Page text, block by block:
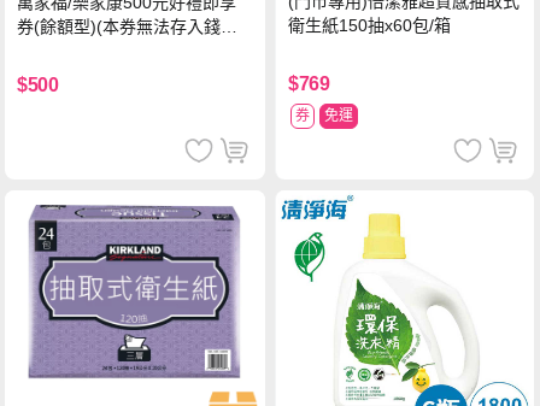
券(餘額型)(本券無法存入錢包
$500
衛生紙150抽x60包/箱
$769
券 免運